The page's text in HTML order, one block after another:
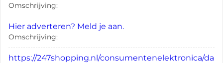
Omschrijving:
Hier adverteren? Meld je aan.
Omschrijving:
https://247shopping.nl/consumentenelektronica/da